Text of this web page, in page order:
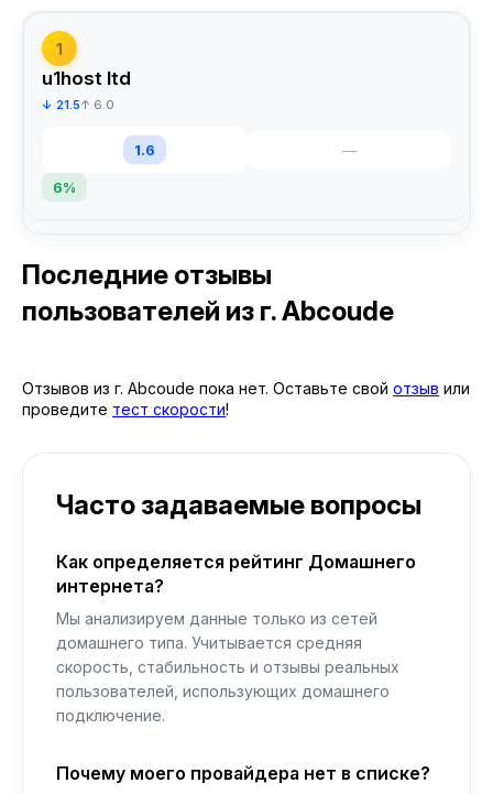
1
u1host ltd
↓ 21.5↑ 6.0
1.6 —
6%
Последние отзывы
пользователей из г. Abcoude
Отзывов из г. Abcoude пока нет. Оставьте свой отзыв или
проведите тест скорости!
Часто задаваемые вопросы
Как определяется рейтинг Домашнего
интернета?
Мы анализируем данные только из сетей
домашнего типа. Учитывается средняя
скорость, стабильность и отзывы реальных
пользователей, использующих домашнего
подключение.
Почему моего провайдера нет в списке?